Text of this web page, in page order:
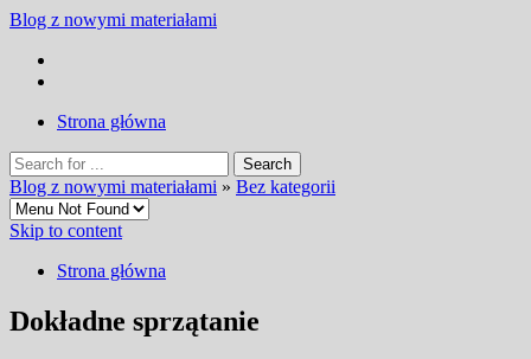
Blog z nowymi materiałami
Strona główna
Blog z nowymi materiałami » Bez kategorii
Skip to content
Strona główna
Dokładne sprzątanie